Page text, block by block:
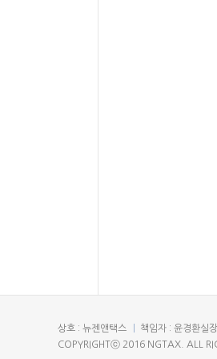
상호 : 뉴젠앤택스 책임자 : 윤경환실장
COPYRIGHTⓒ 2016 NGTAX. ALL